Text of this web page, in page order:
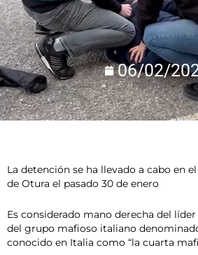
06/02/
La detención se ha llevado a cabo en
de Otura el pasado 30 de enero
Es considerado mano derecha del líder
del grupo mafioso italiano
conocido en Italia como “la cuarta